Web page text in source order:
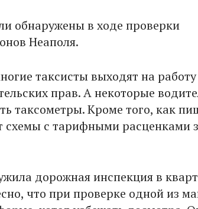
обнаружены в ходе проверки
Неаполя.
таксисты выходят на
прав. А некоторые
таксометры. Кроме того, как
схемы с тарифными расценками
дорожная инспекция в
что при проверке одной из